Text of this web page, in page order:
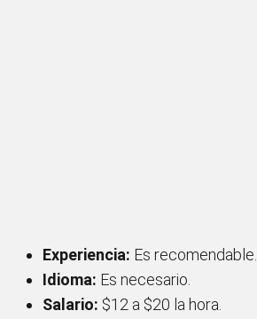
Experiencia: Es recomendable.
Idioma: Es necesario.
Salario: $12 a $20 la hora.